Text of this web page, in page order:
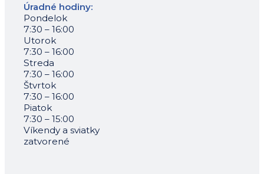
Úradné hodiny:
Pondelok
7:30 – 16:00
Utorok
7:30 – 16:00
Streda
7:30 – 16:00
Štvrtok
7:30 – 16:00
Piatok
7:30 – 15:00
Víkendy a sviatky
zatvorené